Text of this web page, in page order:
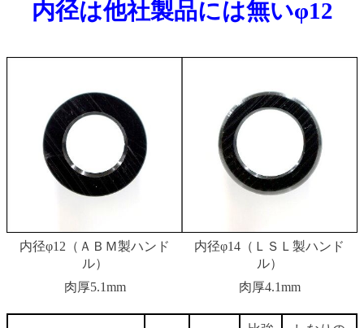
内径は他社製品には無いφ12
内径φ12（ＡＢＭ製ハンド
ル）
内径φ14（ＬＳＬ製ハンド
ル）
肉厚5.1mm
肉厚4.1mm